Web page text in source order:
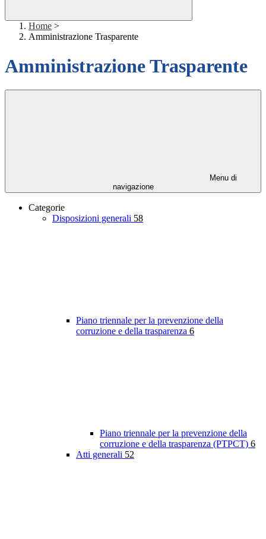
Home >
Amministrazione Trasparente
Amministrazione Trasparente
Menu di
navigazione
Categorie
Disposizioni generali 58
Piano triennale per la prevenzione della
corruzione e della trasparenza 6
Piano triennale per la prevenzione della
corruzione e della trasparenza (PTPCT) 6
Atti generali 52